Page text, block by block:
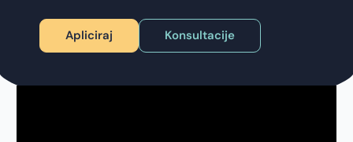
Apliciraj Konsultacije